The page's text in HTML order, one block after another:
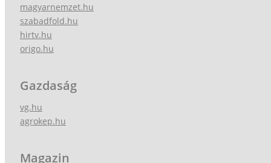
magyarnemzet.hu
szabadfold.hu
hirtv.hu
origo.hu
Gazdaság
vg.hu
agrokep.hu
Magazin